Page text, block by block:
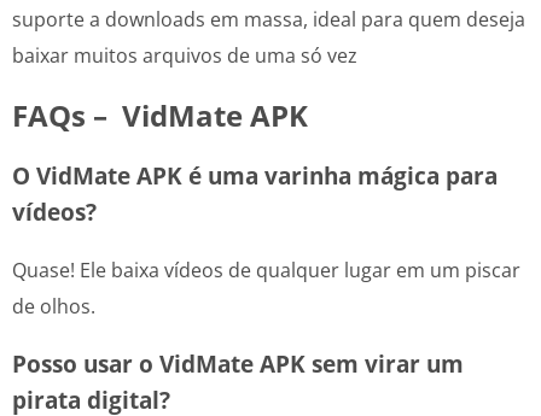
suporte a downloads em massa, ideal para quem deseja
baixar muitos arquivos de uma só vez
FAQs – VidMate APK
O VidMate APK é uma varinha mágica para
vídeos?
Quase! Ele baixa vídeos de qualquer lugar em um piscar
de olhos.
Posso usar o VidMate APK sem virar um
pirata digital?